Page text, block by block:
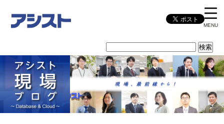
MENU